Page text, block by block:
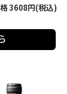
3608円(税込)